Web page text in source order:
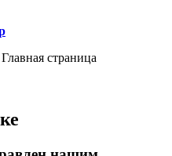
Главная страница